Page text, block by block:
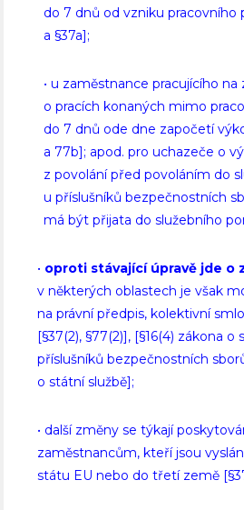
do 7 dnů od vzniku pracovního
a §37a];
• u zaměstnance pracujícího na
o pracích konaných mimo
do 7 dnů ode dne započetí
a 77b]; apod. pro uchazeče o
z povolání před povoláním do
u příslušníků bezpečnostních
má být přijata do služebního
• oproti stávající úpravě jde o
v některých oblastech je však
na právní předpis, kolektivní
[§37(2), §77(2)], [§16(4) zákona
příslušníků bezpečnostních
o státní službě];
• další změny se týkají
zaměstnancům, kteří jsou
státu EU nebo do třetí země